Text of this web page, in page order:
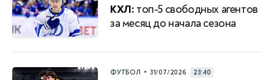
КХЛ: топ-5 свободных агентов
за месяц до начала сезона
ФУТБОЛ • 31/07/2026 23:40